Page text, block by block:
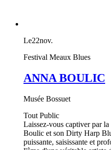
Le22nov.
Festival Meaux Blues
ANNA BOULIC
Musée Bossuet
Tout Public
Laissez-vous captiver par
Boulic et son Dirty Harp
puissante, saisissante et